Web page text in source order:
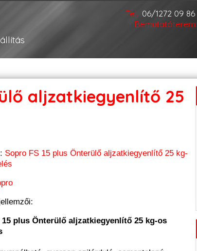
Tel.: 06/1272 09 86
Bemutatóterem:
aljzatkiegyenlítő 25
Sopro FS 15 plus Önterülő aljzatkiegyenlítő 25 kg-
15 plus Önterülő aljzatkiegyenlítő 25 kg-os